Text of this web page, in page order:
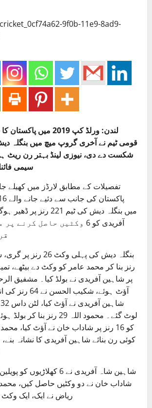
لندن: ورلڈ کپ 2019 میں
شکست دے دی، نیوزی لینڈ بہتر رن ریٹ
سیمی
تفصیلات کے مطابق لارڈز میں کھیلے
میں بنگلہ دیش کی ٹیم 221
آفریدی کو 6 وکٹیں حاصل
آؤٹ ہوئے، شکیب
لوٹ گئے۔ محمود اللہ 29 رنز
کو 16 رنز پر شاداب خان نے آؤٹ کیا،
کوئی رن بنائے شاہین آفریدی کا نشانہ
شاہین شاہ آفریدی نے 6
شاداب خان نے دو وکٹیں حاصل کیں،
ریاض نے ایک، ایک